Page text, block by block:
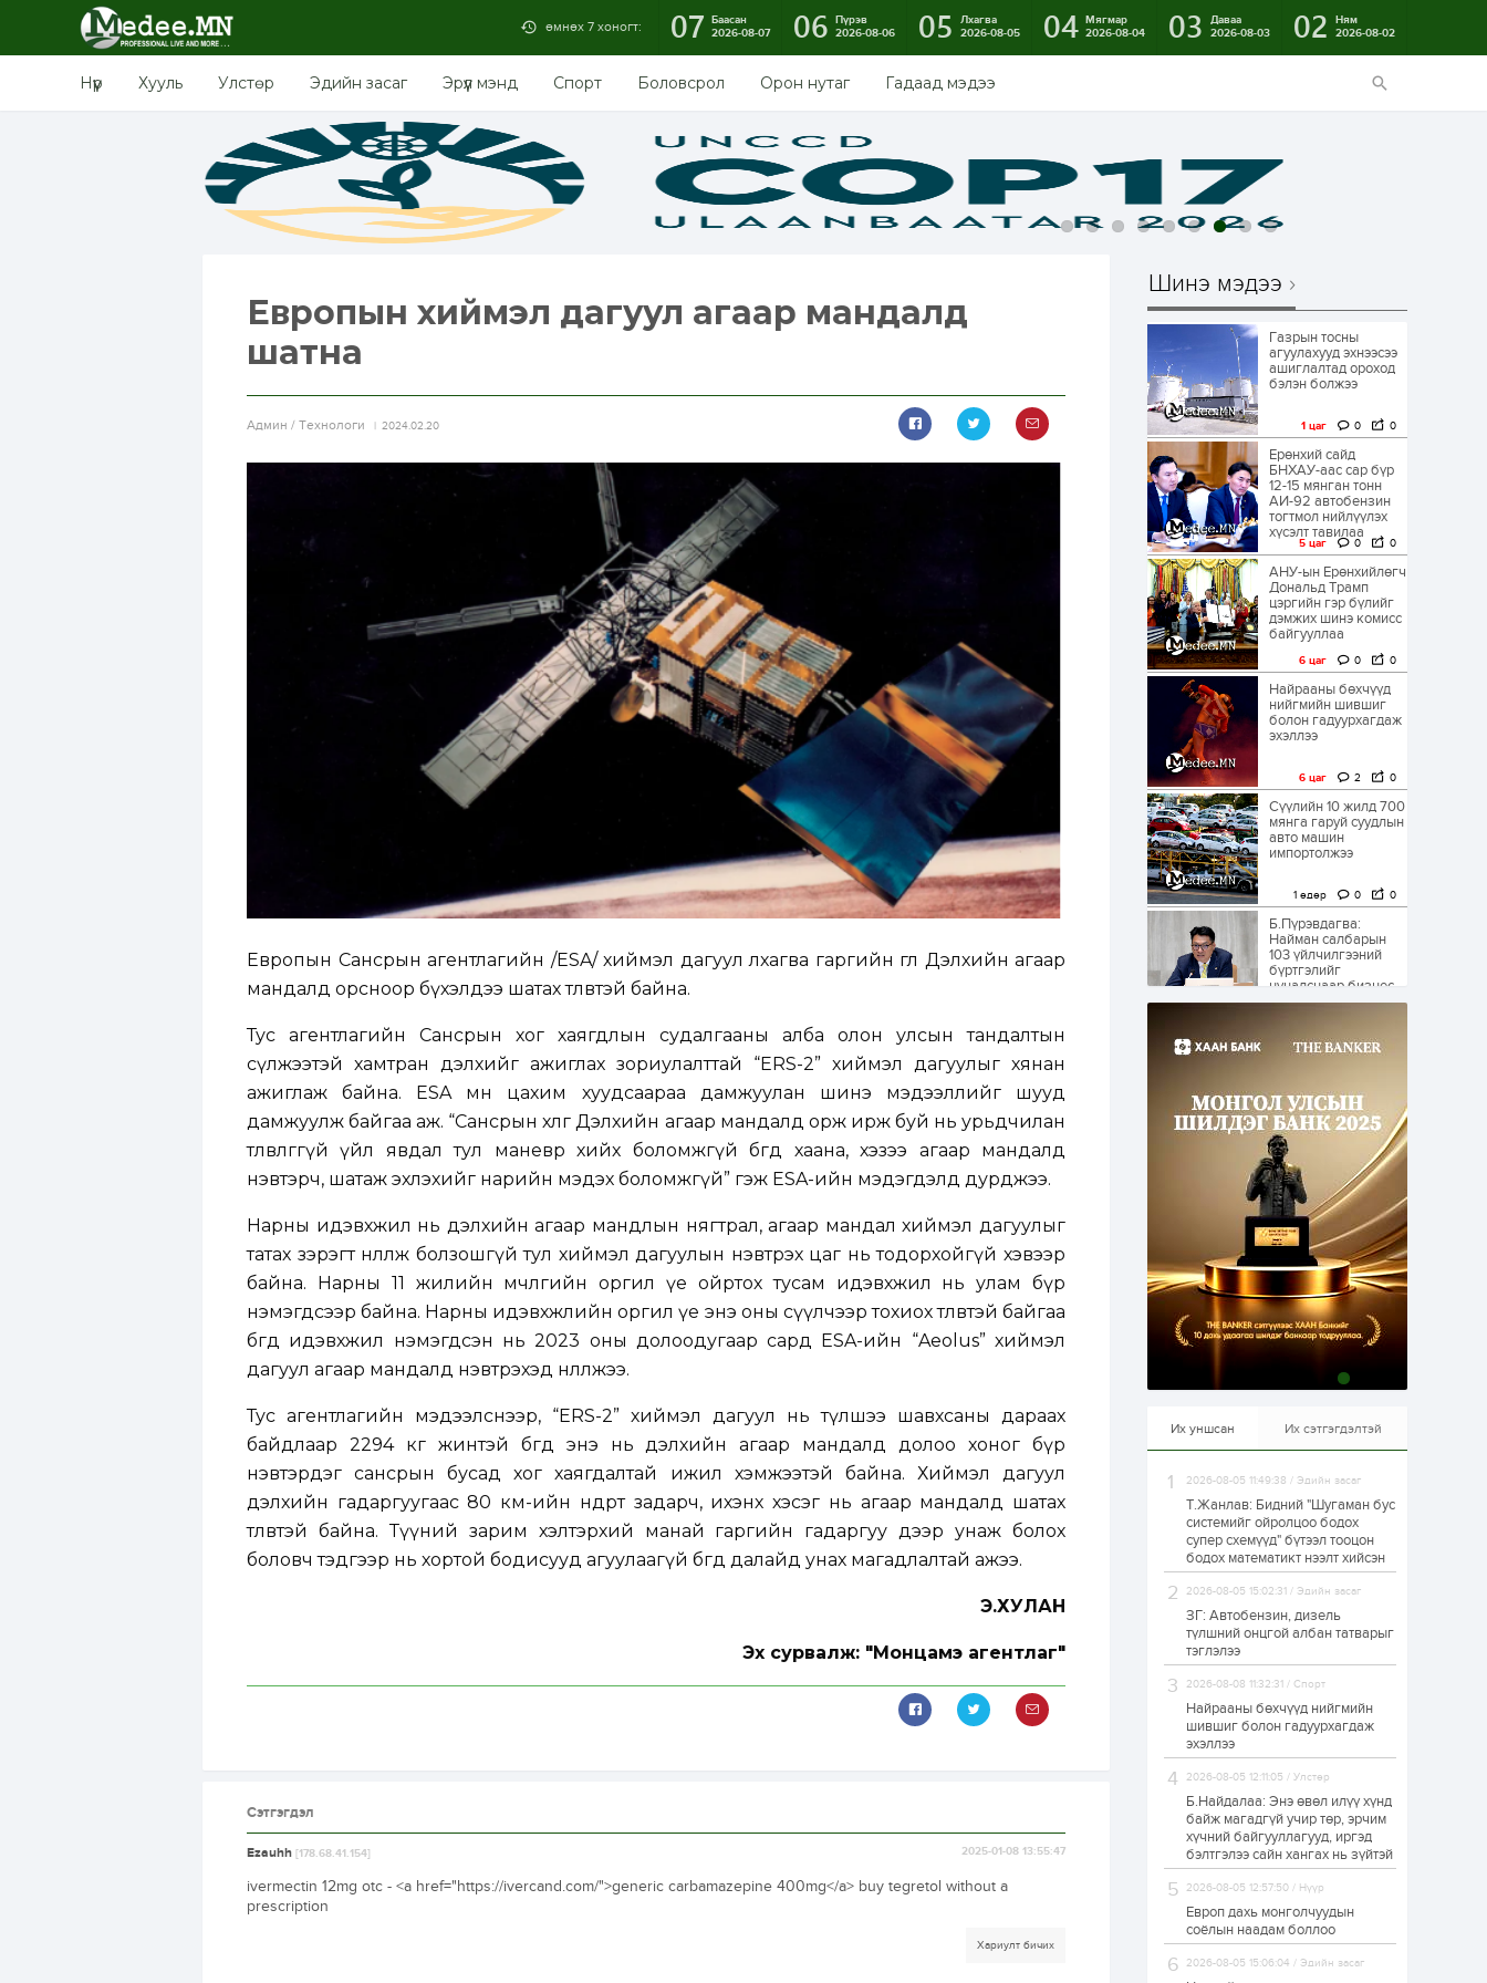
өмнөх 7 хоногт: 07 Баасан
2026-08-07
06 Пүрэв
2026-08-06
05
Лхагва
2026-08-05
04 Мягмар
2026-08-04
03
Даваа
2026-08-03
02
Ням
2026-08-02
Нүүр Хууль Улстөр Эдийн засаг Эрүүл мэнд Спорт Боловсрол Орон нутаг Гадаад мэдээ
Европын хиймэл дагуул агаар мандалд
шатна
Aдмин / Технологи 2024.02.20
Европын Сансрын агентлагийн /ESA/ хиймэл дагуул лхагва гаргийн өглөө Дэлхийн агаар
мандалд орсноор бүхэлдээ шатах төлөвтэй байна.
Тус агентлагийн Сансрын хог хаягдлын судалгааны алба олон улсын тандалтын
сүлжээтэй хамтран дэлхийг ажиглах зориулалттай “ERS-2” хиймэл дагуулыг хянан
ажиглаж байна. ESA мөн цахим хуудсаараа дамжуулан шинэ мэдээллийг шууд
дамжуулж байгаа аж. “Сансрын хөлөг Дэлхийн агаар мандалд орж ирж буй нь урьдчилан
төлөвлөгөөгүй үйл явдал тул маневр хийх боломжгүй бөгөөд хаана, хэзээ агаар мандалд
нэвтэрч, шатаж эхлэхийг нарийн мэдэх боломжгүй” гэж ESA-ийн мэдэгдэлд дурджээ.
Нарны идэвхжил нь дэлхийн агаар мандлын нягтрал, агаар мандал хиймэл дагуулыг
татах зэрэгт нөлөөлж болзошгүй тул хиймэл дагуулын нэвтрэх цаг нь тодорхойгүй хэвээр
байна. Нарны 11 жилийн мөчлөгийн оргил үе ойртох тусам идэвхжил нь улам бүр
нэмэгдсээр байна. Нарны идэвхжлийн оргил үе энэ оны сүүлчээр тохиох төлөвтэй байгаа
бөгөөд идэвхжил нэмэгдсэн нь 2023 оны долоодугаар сард ESA-ийн “Aeolus” хиймэл
дагуул агаар мандалд нэвтрэхэд нөлөөлжээ.
Тус агентлагийн мэдээлснээр, “ERS-2” хиймэл дагуул нь түлшээ шавхсаны дараах
байдлаар 2294 кг жинтэй бөгөөд энэ нь дэлхийн агаар мандалд долоо хоног бүр
нэвтэрдэг сансрын бусад хог хаягдалтай ижил хэмжээтэй байна. Хиймэл дагуул
дэлхийн гадаргуугаас 80 км-ийн өндөрт задарч, ихэнх хэсэг нь агаар мандалд шатах
төлөвтэй байна. Түүний зарим хэлтэрхий манай гаргийн гадаргуу дээр унаж болох
боловч тэдгээр нь хортой бодисууд агуулаагүй бөгөөд далайд унах магадлалтай ажээ.
Э.ХУЛАН
Эх сурвалж: "Монцамэ агентлаг"
Сэтгэгдэл
Ezauhh [178.68.41.154] 2025-01-08 13:55:47
ivermectin 12mg otc - <a href="https://ivercand.com/">generic carbamazepine 400mg</a> buy tegretol without a
prescription
Хариулт бичих
Шинэ мэдээ
Газрын тосны
агуулахууд эхнээсээ
ашиглалтад ороход
бэлэн болжээ
1 цаг 0 0
Ерөнхий сайд
БНХАУ-аас сар бүр
12-15 мянган тонн
АИ-92 автобензин
тогтмол нийлүүлэх
хүсэлт тавилаа
5 цаг 0 0
АНУ-ын Ерөнхийлөгч
Дональд Трамп
цэргийн гэр бүлийг
дэмжих шинэ комисс
байгууллаа
6 цаг 0 0
Найрааны бөхчүүд
нийгмийн шившиг
болон гадуурхагдаж
эхэллээ
6 цаг 2 0
Сүүлийн 10 жилд 700
мянга гаруй суудлын
авто машин
импортолжээ
1 өдөр 0 0
Б.Пүрэвдагва:
Найман салбарын
103 үйлчилгээний
бүртгэлийг
цуцалснаар бизнес
эрхлэхэд таатай...
Долдугаар сард
709.503 зөрчил
1 өдөр 0 0
Цалинтай ээжийн 50
мянган төгрөгийн
тэтгэмжийг 500
мянгад хүргэх
өргөдөлд санал авч
эхэлжээ
1 өдөр 2 0
Б.Түмэн-Өлзий: Олон
улсад хуримтлуулсан
мэдлэг, туршлагаа эх
орныхоо хөгжилд
зориулна
Алтны үнэ дөрвөн
өсөж байна
1 өдөр 0
Худалдагч
Н.Амарзаяа:
Дэлгүүрийн 32
хуудастай өрийн
дэвтэр долоо хоногт
л дүүрдэг
1 өдөр 0
Б.Хулан дэлхийн
аварга боллоо
1 өдөр 0
намрын экспортын
орлого Монголд
юм
1 өдөр 0
Автомашины улсын
тоогоор төгссөн бол
өнөөдөр шатахуун
авна
Их уншсан Их сэтгэгдэлтэй
2026-08-05 11:49:38 / Эдийн засаг
Т.Жанлав: Бидний "Шугаман бус
системийг ойролцоо бодох
супер схемүүд" бүтээл тооцон
бодох математикт нээлт хийсэн
2026-08-05 15:02:31 / Эдийн засаг
ЗГ: Автобензин, дизель
түлшний онцгой албан татварыг
тэглэлээ
2026-08-08 11:32:31 / Спорт
Найрааны бөхчүүд нийгмийн
шившиг болон гадуурхагдаж
эхэллээ
2026-08-05 12:11:05 / Улстөр
Б.Найдалаа: Энэ өвөл илүү хүнд
байж магадгүй учир төр, эрчим
хүчний байгууллагууд, иргэд
бэлтгэлээ сайн хангах нь зүйтэй
2026-08-05 12:57:50 / Нүүр
Европ дахь монголчуудын
соёлын наадам боллоо
2026-08-05 15:06:04 / Эдийн засаг